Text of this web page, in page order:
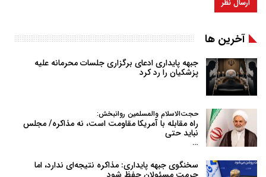
آخرین ها
جبهه پایداری ادعای برگزاری جلسات محرمانه علیه
پزشکیان را رد کرد
حجت‌الاسلام والمسلمین روانبخش:
راه مقابله با آمریکا مقاومت است، نه مذاکره/ مجلس
نباید حتی
…
سخنگوی جبهه پایداری: مذاکره نتیجه‌ای ندارد، اما